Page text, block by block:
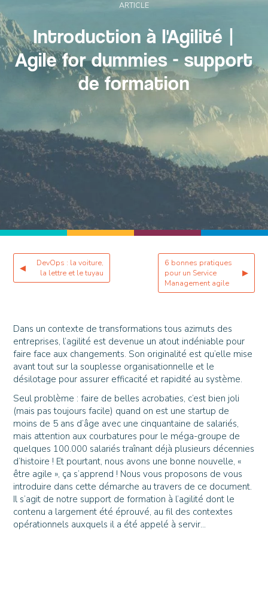
ARTICLE
Introduction à l'Agilité |
Agile for dummies - support
de formation
◀
DevOps : la voiture,
la lettre et le tuyau
6 bonnes pratiques
pour un Service
Management agile
▶
Dans un contexte de transformations tous azimuts des
entreprises, l’agilité est devenue un atout indéniable pour
faire face aux changements. Son originalité est qu’elle mise
avant tout sur la souplesse organisationnelle et le
désilotage pour assurer efficacité et rapidité au système.
Seul problème : faire de belles acrobaties, c’est bien joli
(mais pas toujours facile) quand on est une startup de
moins de 5 ans d’âge avec une cinquantaine de salariés,
mais attention aux courbatures pour le méga-groupe de
quelques 100.000 salariés traînant déjà plusieurs décennies
d’histoire ! Et pourtant, nous avons une bonne nouvelle, «
être agile », ça s’apprend ! Nous vous proposons de vous
introduire dans cette démarche au travers de ce document.
Il s’agit de notre support de formation à l’agilité dont le
contenu a largement été éprouvé, au fil des contextes
opérationnels auxquels il a été appelé à servir...